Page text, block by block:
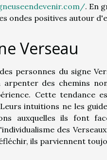
. En
ondes positives autour
Verseau
personnes du signe
arpenter des chemins
Cette tendance
intuitions ne les
auxquelles ils font
des
ils parviennent